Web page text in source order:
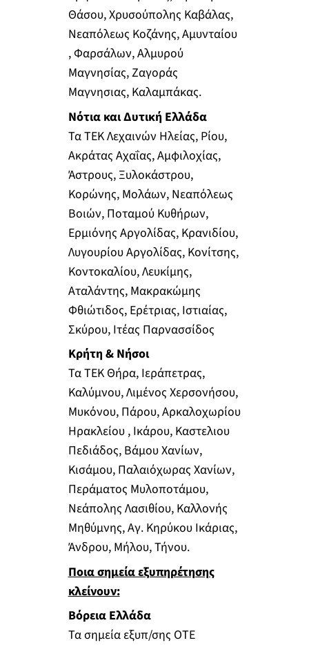
Θάσου, Χρυσούπολης Καβάλας,
Νεαπόλεως Κοζάνης, Αμυνταίου
, Φαρσάλων, Αλμυρού
Μαγνησίας, Ζαγοράς
Μαγνησιας, Καλαμπάκας.
Νότια και Δυτική Ελλάδα
Τα ΤΕΚ Λεχαινών Ηλείας, Ρίου,
Ακράτας Αχαΐας, Αμφιλοχίας,
Άστρους, Ξυλοκάστρου,
Κορώνης, Μολάων, Νεαπόλεως
Βοιών, Ποταμού Κυθήρων,
Ερμιόνης Αργολίδας, Κρανιδίου,
Λυγουρίου Αργολίδας, Κονίτσης,
Κοντοκαλίου, Λευκίμης,
Αταλάντης, Μακρακώμης
Φθιώτιδος, Ερέτριας, Ιστιαίας,
Σκύρου, Ιτέας Παρνασσίδος
Κρήτη & Νήσοι
Τα ΤΕΚ Θήρα, Ιεράπετρας,
Καλύμνου, Λιμένος Χερσονήσου,
Μυκόνου, Πάρου, Αρκαλοχωρίου
Ηρακλείου , Ικάρου, Καστελιου
Πεδιάδος, Βάμου Χανίων,
Κισάμου, Παλαιόχωρας Χανίων,
Περάματος Μυλοποτάμου,
Νεάπολης Λασιθίου, Καλλονής
Μηθύμνης, Αγ. Κηρύκου Ικάριας,
Άνδρου, Μήλου, Τήνου.
Ποια σημεία εξυπηρέτησης
κλείνουν:
Βόρεια Ελλάδα
Τα σημεία εξυπ/σης ΟΤΕ